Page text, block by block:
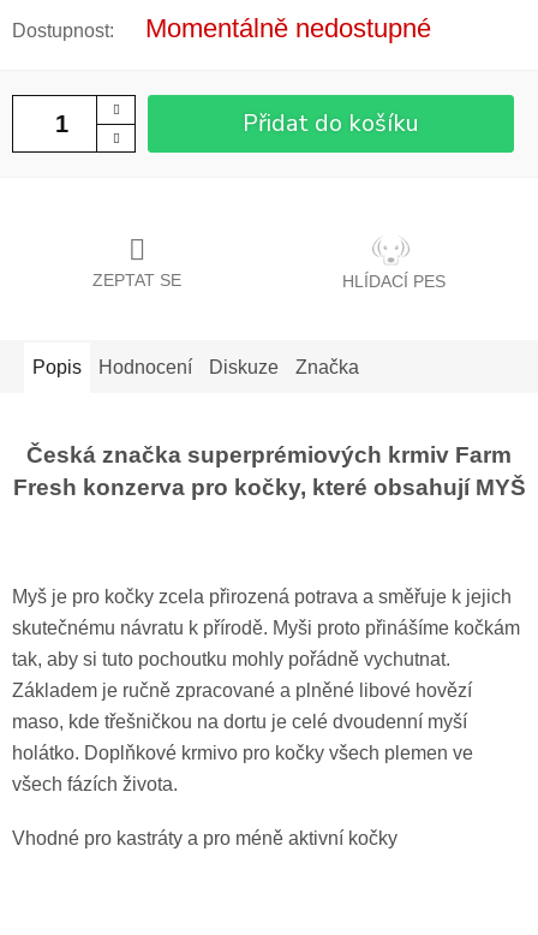
Momentálně nedostupné
Přidat do košíku
ZEPTAT SE HLÍDACÍ PES
Popis Hodnocení Diskuze Značka
Česká značka superprémiových krmiv Farm
Fresh konzerva pro kočky, které obsahují MYŠ
Myš je pro kočky zcela přirozená potrava a směřuje k jejich
skutečnému návratu k přírodě. Myši proto přinášíme kočkám
tak, aby si tuto pochoutku mohly pořádně vychutnat.
Základem je ručně zpracované a plněné libové hovězí
maso, kde třešničkou na dortu je celé dvoudenní myší
holátko. Doplňkové krmivo pro kočky všech plemen ve
všech fázích života.
Vhodné pro kastráty a pro méně aktivní kočky